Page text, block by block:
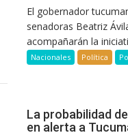
El gobernador
senadoras Beatriz
acompañarán la
Nacionales Política
La probabilidad
en alerta a